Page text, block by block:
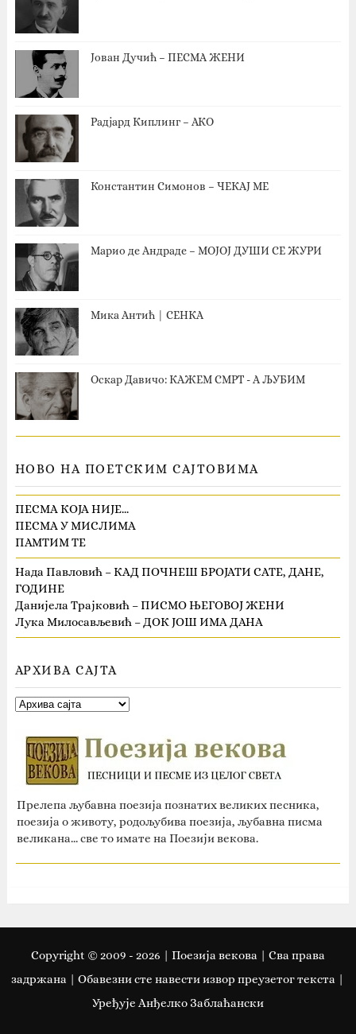
Јован Дучић – ПЕСМА ЖЕНИ
Радјард Киплинг – АКО
Константин Симонов – ЧЕКАЈ МЕ
Марио де Андраде – МОЈОЈ ДУШИ СЕ ЖУРИ
Мика Антић | СЕНКА
Оскар Давичо‎: КАЖЕМ СМРТ - А ЉУБИМ
НОВО НА ПОЕТСКИМ САЈТОВИМА
ПЕСМА КОЈА НИЈЕ…
ПЕСМА У МИСЛИМА
ПАМТИМ ТЕ
Нада Павловић – КАД ПОЧНЕШ БРОЈАТИ САТЕ, ДАНЕ,
ГОДИНЕ
Данијела Трајковић – ПИСМО ЊЕГОВОЈ ЖЕНИ
Лука Милосављевић – ДОК ЈОШ ИМА ДАНА
АРХИВА САЈТА
Прелепа љубавна поезија познатих великих песника,
поезија о животу, родољубива поезија, љубавна писма
великана... све то имате на Поезији векова.
Copyright © 2009 - 2026 | Поезија векова | Сва права
задржана | Oбавезни сте навести извор преузетог текста |
Уређује Анђелко Заблаћански